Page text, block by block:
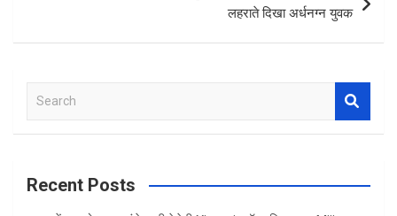
लहराते दिखा अर्धनग्न युवक
a
c
Recent Posts